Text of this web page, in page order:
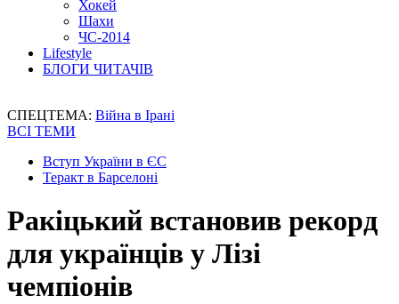
Хокей
Шахи
ЧС-2014
Lifestyle
БЛОГИ ЧИТАЧІВ
СПЕЦТЕМА: Війна в Ірані
ВСІ ТЕМИ
Вступ України в ЄС
Теракт в Барселоні
Ракіцький встановив рекорд
для українців у Лізі
чемпіонів